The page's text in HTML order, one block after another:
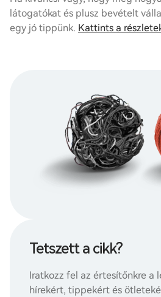
látogatókat és plusz bevételt
egy jó tippünk. Kattints a
Tetszett a cikk?
Iratkozz fel az értesítőnkre a
hírekért, tippekért és